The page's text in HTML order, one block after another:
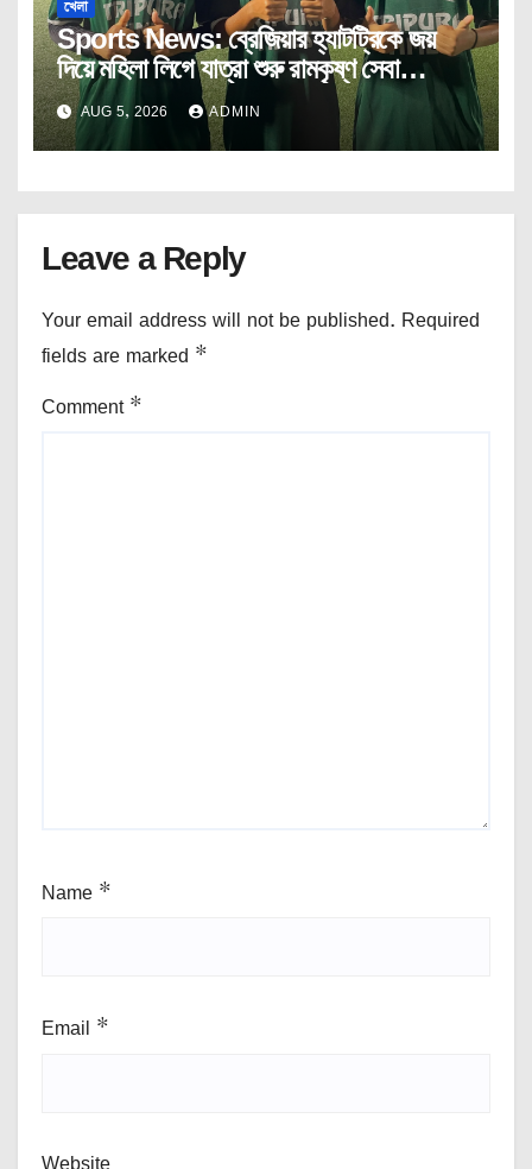
খেলা
Sports News: ব্রেজিয়ার হ্যাটট্রিকে জয়
দিয়ে মহিলা লিগে যাত্রা শুরু রামকৃষ্ণ সেবা
আশ্রমের।
AUG 5, 2026 ADMIN
Leave a Reply
Your email address will not be published. Required
fields are marked *
Comment *
Name *
Email *